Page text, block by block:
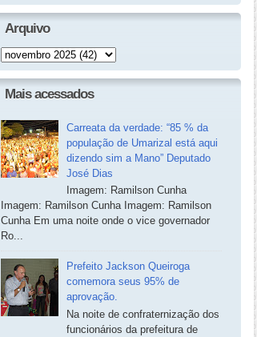
Arquivo
Mais acessados
Carreata da verdade: “85 % da
população de Umarizal está aqui
dizendo sim a Mano” Deputado
José Dias
Imagem: Ramilson Cunha
Imagem: Ramilson Cunha Imagem: Ramilson
Cunha Em uma noite onde o vice governador
Ro...
Prefeito Jackson Queiroga
comemora seus 95% de
aprovação.
Na noite de confraternização dos
funcionários da prefeitura de